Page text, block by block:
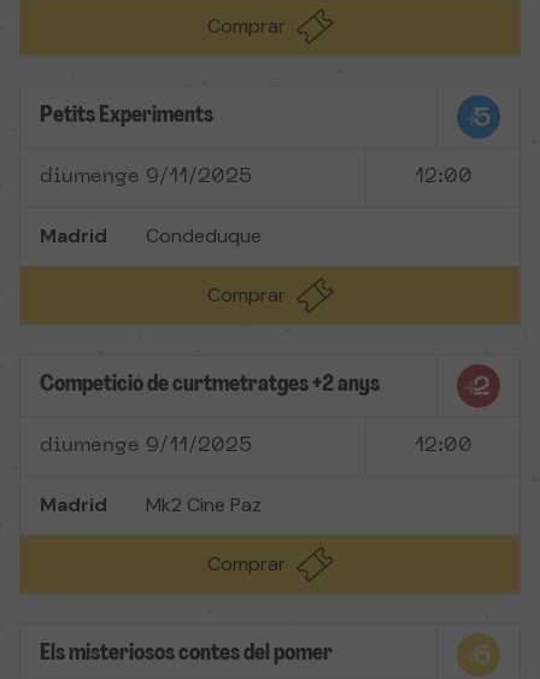
Comprar
Petits Experiments
diumenge 9/11/2025 12:00
Madrid Condeduque
Comprar
Competició de curtmetratges +2 anys
diumenge 9/11/2025 12:00
Madrid Mk2 Cine Paz
Comprar
Els misteriosos contes del pomer